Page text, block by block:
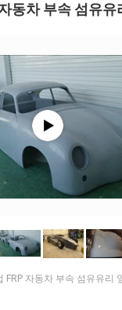
동차 부속 섬유유
FRP 자동차 부속 섬유유리